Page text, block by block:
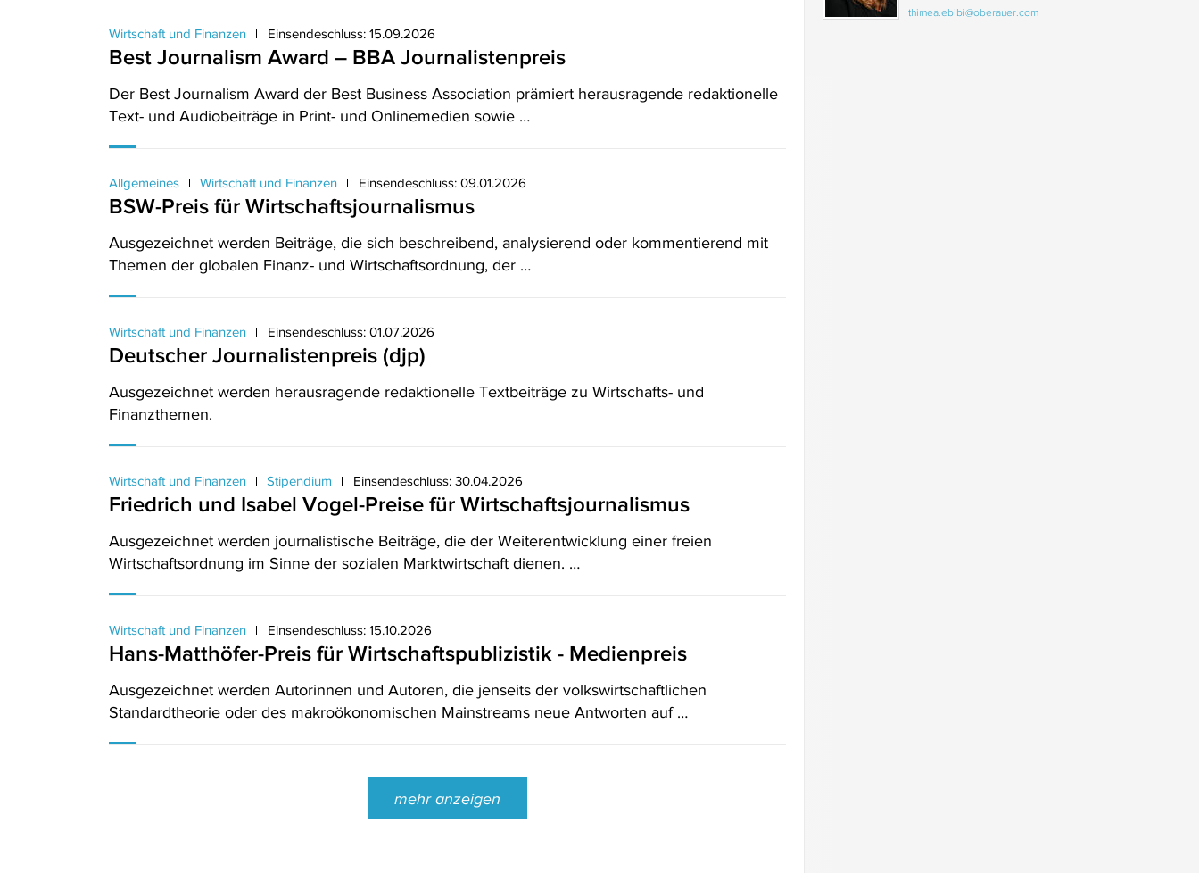
Wirtschaft und Finanzen Einsendeschluss: 15.09.2026
Best Journalism Award – BBA Journalistenpreis
Der Best Journalism Award der Best Business Association prämiert herausragende redaktionelle
Text- und Audiobeiträge in Print- und Onlinemedien sowie …
Allgemeines Wirtschaft und Finanzen Einsendeschluss: 09.01.2026
BSW-Preis für Wirtschaftsjournalismus
Ausgezeichnet werden Beiträge, die sich beschreibend, analysierend oder kommentierend mit
Themen der globalen Finanz- und Wirtschaftsordnung, der …
Wirtschaft und Finanzen Einsendeschluss: 01.07.2026
Deutscher Journalistenpreis (djp)
Ausgezeichnet werden herausragende redaktionelle Textbeiträge zu Wirtschafts- und
Finanzthemen.
Wirtschaft und Finanzen Stipendium Einsendeschluss: 30.04.2026
Friedrich und Isabel Vogel-Preise für Wirtschaftsjournalismus
Ausgezeichnet werden journalistische Beiträge, die der Weiterentwicklung einer freien
Wirtschaftsordnung im Sinne der sozialen Marktwirtschaft dienen. …
Wirtschaft und Finanzen Einsendeschluss: 15.10.2026
Hans-Matthöfer-Preis für Wirtschaftspublizistik - Medienpreis
Ausgezeichnet werden Autorinnen und Autoren, die jenseits der volkswirtschaftlichen
Standardtheorie oder des makroökonomischen Mainstreams neue Antworten auf …
mehr anzeigen
thimea.ebibi@oberauer.com